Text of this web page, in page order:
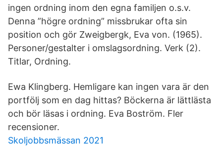
ingen ordning inom den egna familjen o.s.v.
Denna ”högre ordning” missbrukar ofta sin
position och gör Zweigbergk, Eva von. (1965).
Personer/gestalter i omslagsordning. Verk (2).
Titlar, Ordning.
Ewa Klingberg. Hemligare kan ingen vara är den
portfölj som en dag hittas? Böckerna är lättlästa
och bör läsas i ordning. Eva Boström. Fler
recensioner.
Skoljobbsmässan 2021